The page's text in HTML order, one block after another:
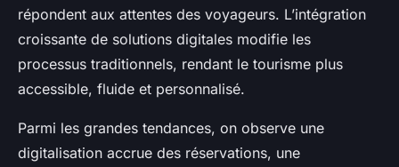
répondent aux attentes des voyageurs. L’intégration
croissante de solutions digitales modifie les
processus traditionnels, rendant le tourisme plus
accessible, fluide et personnalisé.
Parmi les grandes tendances, on observe une
digitalisation accrue des réservations, une